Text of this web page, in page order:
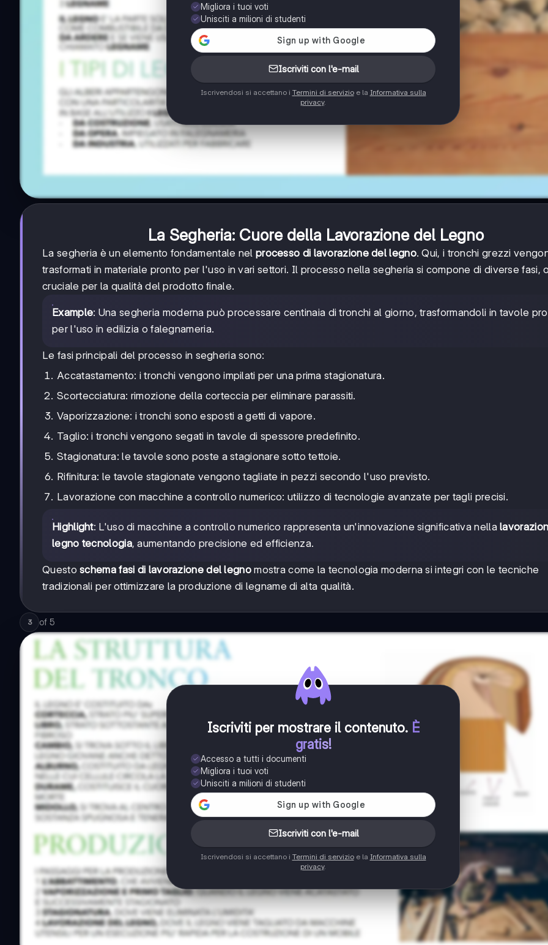
Migliora i tuoi voti
Unisciti a milioni di studenti
Iscriviti con l'e-mail
Iscrivendosi si accettano i Termini di servizioe la Informativa sulla
privacy.
La Segheria: Cuore della Lavorazione del Legno
La segheria è un elemento fondamentale nel processo di lavorazione del legno. Qui, i tronchi grezzi
trasformati in materiale pronto per l'uso in vari settori. Il processo nella segheria si compone di diverse fasi,
cruciale per la qualità del prodotto finale.
Example: Una segheria moderna può processare centinaia di tronchi al giorno, trasformandoli in tavole
per l'uso in edilizia o falegnameria.
Le fasi principali del processo in segheria sono:
Accatastamento: i tronchi vengono impilati per una prima stagionatura.
Scortecciatura: rimozione della corteccia per eliminare parassiti.
Vaporizzazione: i tronchi sono esposti a getti di vapore.
Taglio: i tronchi vengono segati in tavole di spessore predefinito.
Stagionatura: le tavole sono poste a stagionare sotto tettoie.
Rifinitura: le tavole stagionate vengono tagliate in pezzi secondo l'uso previsto.
Lavorazione con macchine a controllo numerico: utilizzo di tecnologie avanzate per tagli precisi.
Highlight: L'uso di macchine a controllo numerico rappresenta un'innovazione significativa nella
legno tecnologia, aumentando precisione ed efficienza.
Questoschema fasi di lavorazione del legnomostra come la tecnologia moderna si integri con le tecniche
tradizionali per ottimizzare la produzione di legname di alta qualità.
3 of 5
Iscriviti per mostrare il contenuto. È
gratis!
Accesso a tutti i documenti
Migliora i tuoi voti
Unisciti a milioni di studenti
Iscriviti con l'e-mail
Iscrivendosi si accettano i Termini di servizioe la Informativa sulla
privacy.